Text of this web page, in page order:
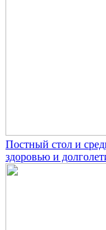
Постный стол и
здоровью и